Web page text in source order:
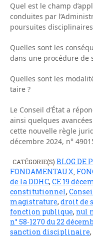
Quel est le champ
conduites par
poursuites
Quelles sont les
dans une procédure de
Quelles sont les
taire ?
Le Conseil d’État a
ainsi quelques
cette nouvelle règle
décembre 2024, n°
CATÉGORIE(S) BLOG DE
FONDAMENTAUX
de la DDHC, CE 19
constitutionnel,
magistrature, droit de
fonction publique, nul
n° 58-1270 du 22
sanction disciplinaire,